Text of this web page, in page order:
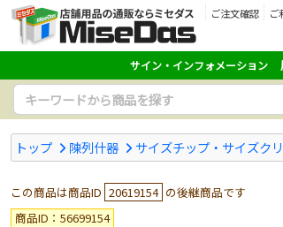
ご注文確認 ご
サイン・インフォメーション
トップ 陳列什器 サイズチップ・サイズク
この商品は商品ID 20619154 の後継商品です
商品ID：56699154